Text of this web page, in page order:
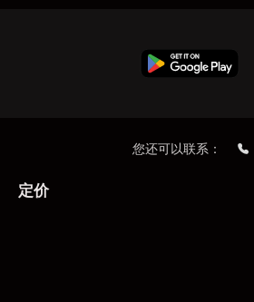
您还可以联系：
定价